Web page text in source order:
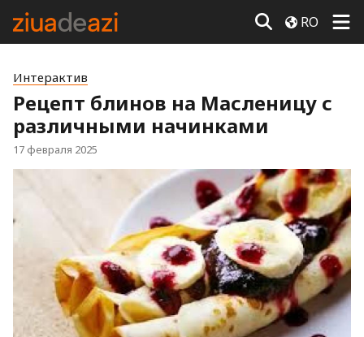
RO
Интерактив
Рецепт блинов на Масленицу с
различными начинками
17 февраля 2025